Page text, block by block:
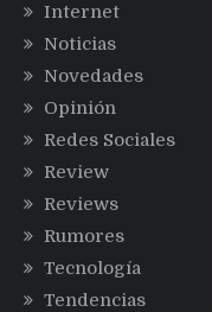
Internet
Noticias
Novedades
Opinión
Redes Sociales
Review
Reviews
Rumores
Tecnología
Tendencias